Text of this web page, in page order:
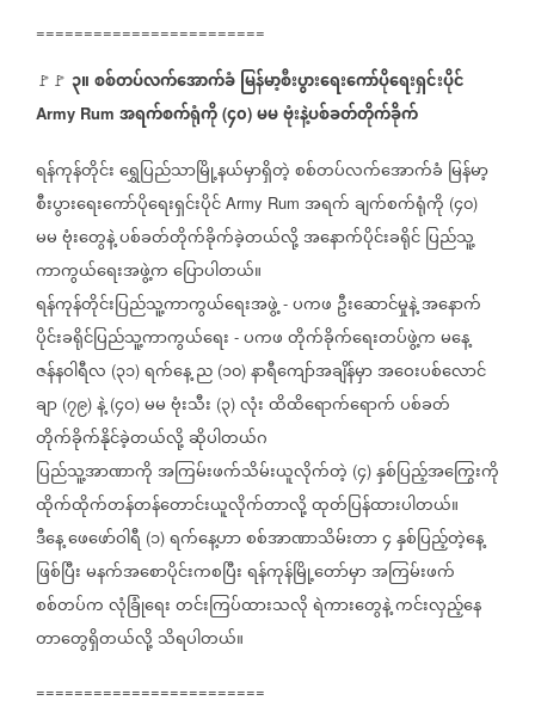
========================
🚩🚩 ၃။စစ်တပ်လက်အောက်ခံမြန်မာ့စီးပွားရေးကော်ပိုရေးရှင်းပိုင်
Army Rum အရက်စက်ရုံကို (၄၀) မမဗုံးနဲ့ပစ်ခတ်တိုက်ခိုက်
ရန်ကုန်တိုင်းရွှေပြည်သာမြို့နယ်မှာရှိတဲ့စစ်တပ်လက်အောက်ခံ မြန်မာ့
စီးပွားရေးကော်ပိုရေးရှင်းပိုင် Army Rum အရက်ချက်စက်ရုံကို (၄၀)
မမဗုံးတွေနဲ့ပစ်ခတ်တိုက်ခိုက်ခဲ့တယ်လို့အနောက်ပိုင်းခရိုင်ပြည်သူ့
ကာကွယ်ရေးအဖွဲ့ကပြောပါတယ်။
ရန်ကုန်တိုင်းပြည်သူ့ကာကွယ်ရေးအဖွဲ့ - ပကဖ ဦးဆောင်မှုနဲ့အနောက်
ပိုင်းခရိုင်ပြည်သူ့ကာကွယ်ရေး - ပကဖတိုက်ခိုက်ရေးတပ်ဖွဲ့ကမနေ့
ဇန်နဝါရီလ (၃၁) ရက်နေ့ည (၁၀) နာရီကျော်အချိန်မှာအဝေးပစ်လောင်
ချာ (၇၉) နဲ့ (၄ဝ) မမဗုံးသီး (၃) လုံးထိထိရောက်ရောက်ပစ်ခတ်
တိုက်ခိုက်နိုင်ခဲ့တယ်လို့ဆိုပါတယ်ဂ
ပြည်သူ့အာဏာကိုအကြမ်းဖက်သိမ်းယူလိုက်တဲ့ (၄) နှစ်ပြည့်အကြွေးကို
ထိုက်ထိုက်တန်တန်တောင်းယူလိုက်တာလို့ထုတ်ပြန်ထားပါတယ်။
ဒီနေ့ဖေဖော်ဝါရီ (၁) ရက်နေ့ဟာစစ်အာဏာသိမ်းတာ၄နှစ်ပြည့်တဲ့နေ့
ဖြစ်ပြီးမနက်အစောပိုင်းကစပြီးရန်ကုန်မြို့တော်မှာအကြမ်းဖက်
စစ်တပ်ကလုံခြုံရေးတင်းကြပ်ထားသလိုရဲကားတွေနဲ့ကင်းလှည့်နေ
တာတွေရှိတယ်လို့သိရပါတယ်။
========================